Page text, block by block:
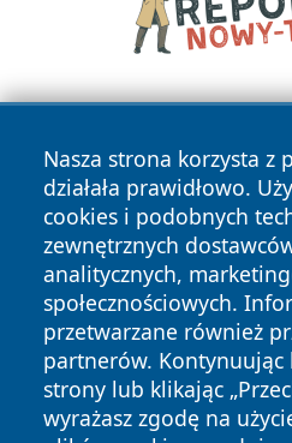
Nasza strona korzysta z
działała prawidłowo.
cookies i podobnych
zewnętrznych
analitycznych,
społecznościowych.
przetwarzane również
partnerów. Kontynuując
strony lub klikając
wyrażasz zgodę na
Copyright © 2026
zastrzeżone.
News Autorzy
Polityka